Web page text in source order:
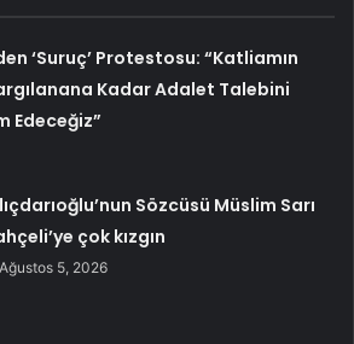
‘Suruç’ Protestosu: “Katliamın
Kadar Adalet Talebini
Edeceğiz”
Sözcüsü Müslim Sarı
çok kızgın
Ağustos 5, 2026